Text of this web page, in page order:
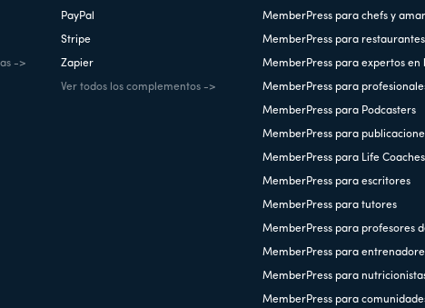
->
PayPal
Stripe
Zapier
Ver todos los complementos ->
MemberPress para chefs y
MemberPress para restaurantes
MemberPress para expertos en
MemberPress para
MemberPress para Podcasters
MemberPress para
MemberPress para Life Coaches
MemberPress para escritores
MemberPress para tutores
MemberPress para profesores
MemberPress para
MemberPress para
MemberPress para